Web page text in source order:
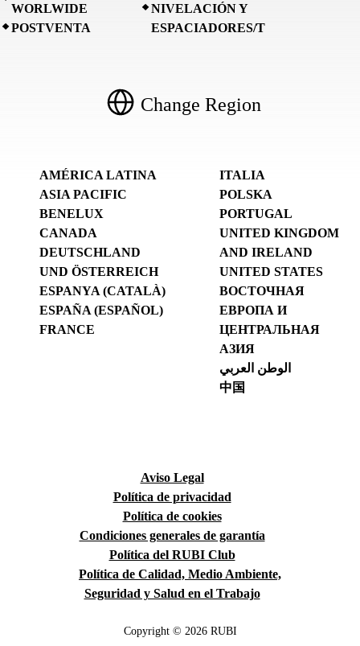
WORLWIDE
POSTVENTA
NIVELACIÓN Y
ESPACIADORES/T
Change Region
AMÉRICA LATINA
ASIA PACIFIC
BENELUX
CANADA
DEUTSCHLAND
UND ÖSTERREICH
ESPANYA (CATALÀ)
ESPAÑA (ESPAÑOL)
FRANCE
ITALIA
POLSKA
PORTUGAL
UNITED KINGDOM
AND IRELAND
UNITED STATES
ВОСТОЧНАЯ
ЕВРОПА И
ЦЕНТРАЛЬНАЯ
АЗИЯ
الوطن العربي
中国
Aviso Legal
Política de privacidad
Política de cookies
Condiciones generales de garantía
Política del RUBI Club
Política de Calidad, Medio Ambiente,
Seguridad y Salud en el Trabajo
Copyright © 2026 RUBI